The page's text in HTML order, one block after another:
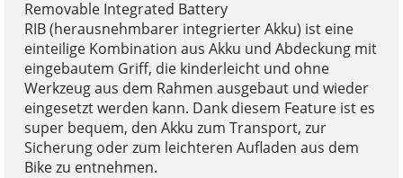
Removable Integrated Battery
RIB (herausnehmbarer integrierter Akku) ist eine
einteilige Kombination aus Akku und Abdeckung mit
eingebautem Griff, die kinderleicht und ohne
Werkzeug aus dem Rahmen ausgebaut und wieder
eingesetzt werden kann. Dank diesem Feature ist es
super bequem, den Akku zum Transport, zur
Sicherung oder zum leichteren Aufladen aus dem
Bike zu entnehmen.